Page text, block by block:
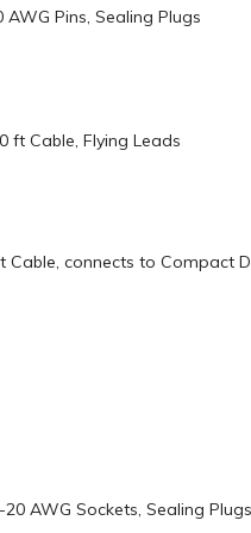
Pins, Sealing Plugs
ft Cable, Flying Leads
Cable, connects to Compact
AWG Sockets, Sealing Plugs